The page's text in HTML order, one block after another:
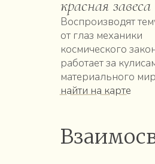
красная завеса
Воспроизводят
от глаз механики
космического
работает за
материального
найти на карте